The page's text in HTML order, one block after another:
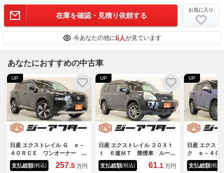
在庫を確認・見積り依頼する
お気に入り
今あなたの他に6人が見ています
あなたにおすすめの中古車
UP
日産 エクストレイル Ｇ ｅ－
４ＯＲＣＥ ワンオーナー 禁
煙車 純正１２．３インチナ
ビ 全周囲カメラ フルセグＴ
支払総額(税込) 257.5 万円
UP
日産 エクストレイル ２０Ｘｔ
ｔ ６速ＭＴ 禁煙車 ルール
レール 全席シートヒーター
オートクルーズコントロール
支払総額(税込) 61.1 万円
UP
日産 エクスト
ク ｅ－４Ｏ
スドパッケ
１２．３イン
支払総額(税込)